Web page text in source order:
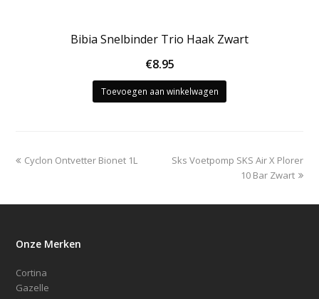
Bibia Snelbinder Trio Haak Zwart
€8.95
Toevoegen aan winkelwagen
previous
Cyclon Ontvetter Bionet 1L
next
Sks Voetpomp SKS Air X Plorer
10 Bar Zwart
Onze Merken
Cortina
Gazelle